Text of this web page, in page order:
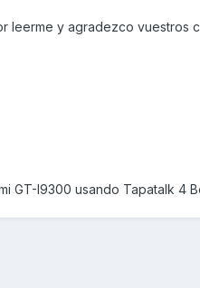
leerme y agradezco vuestros
GT-I9300 usando Tapatalk 4